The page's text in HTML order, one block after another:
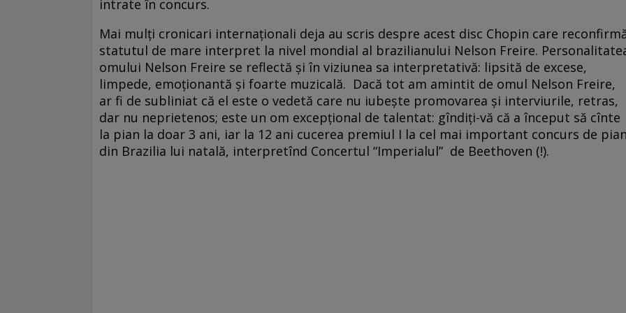
intrate în concurs.
Mai mulți cronicari internaționali deja au scris despre acest disc Chopin care
statutul de mare interpret la nivel mondial al brazilianului Nelson Freire.
omului Nelson Freire se reflectă și în viziunea sa interpretativă: lipsită de excese,
limpede, emoționantă și foarte muzicală. Dacă tot am amintit de omul Nelson Freire,
ar fi de subliniat că el este o vedetă care nu iubește promovarea și interviurile, retras,
dar nu neprietenos; este un om excepțional de talentat: gîndiți-vă că a început să cînte
la pian la doar 3 ani, iar la 12 ani cucerea premiul I la cel mai important concurs de pian
din Brazilia lui natală, interpretînd Concertul “Imperialul” de Beethoven (!).